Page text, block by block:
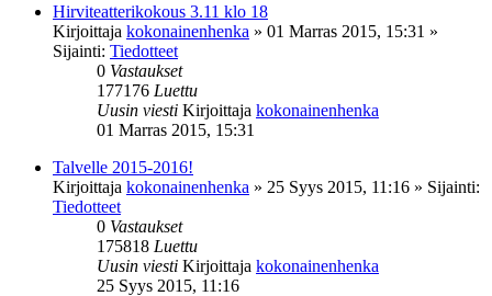
Hirviteatterikokous 3.11 klo 18
Kirjoittaja kokonainenhenka » 01 Marras 2015, 15:31 »
Sijainti: Tiedotteet
0 Vastaukset
177176 Luettu
Uusin viesti Kirjoittaja kokonainenhenka
01 Marras 2015, 15:31
Talvelle 2015-2016!
Kirjoittaja kokonainenhenka » 25 Syys 2015, 11:16 » Sijainti:
Tiedotteet
0 Vastaukset
175818 Luettu
Uusin viesti Kirjoittaja kokonainenhenka
25 Syys 2015, 11:16